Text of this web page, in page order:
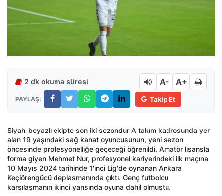
2 dk okuma süresi A- A+
PAYLAŞ: Takip Et
Siyah-beyazlı ekipte son iki sezondur A takım kadrosunda yer
alan 19 yaşındaki sağ kanat oyuncusunun, yeni sezon
öncesinde profesyonelliğe geçeceği öğrenildi. Amatör lisansla
forma giyen Mehmet Nur, profesyonel kariyerindeki ilk maçına
10 Mayıs 2024 tarihinde 1'inci Lig'de oynanan Ankara
Keçiörengücü deplasmanında çıktı. Genç futbolcu
karşılaşmanın ikinci yarısında oyuna dahil olmuştu.